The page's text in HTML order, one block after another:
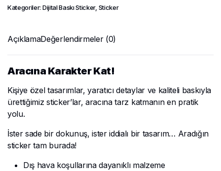
Kategoriler: Dijital Baskı Sticker, Sticker
AçıklamaDeğerlendirmeler (0)
Aracına Karakter Kat!
Kişiye özel tasarımlar, yaratıcı detaylar ve kaliteli baskıyla
ürettiğimiz sticker’lar, aracına tarz katmanın en pratik
yolu.
İster sade bir dokunuş, ister iddialı bir tasarım… Aradığın
sticker tam burada!
Dış hava koşullarına dayanıklı malzeme